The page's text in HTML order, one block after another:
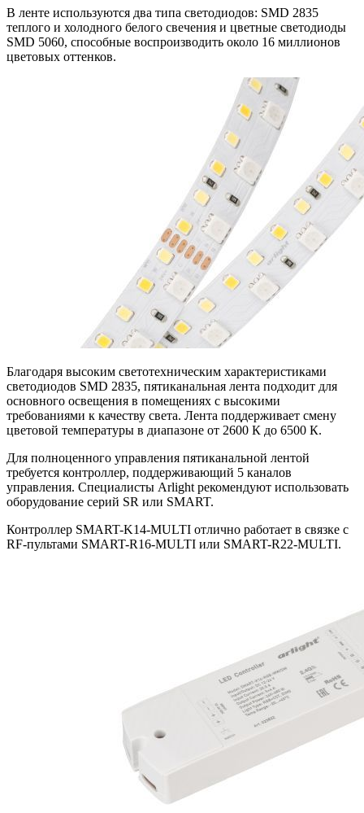
В ленте используются два типа светодиодов: SMD 2835
теплого и холодного белого свечения и цветные светодиоды
SMD 5060, способные воспроизводить около 16 миллионов
цветовых оттенков.
Благодаря высоким светотехническим характеристиками
светодиодов SMD 2835, пятиканальная лента подходит для
основного освещения в помещениях с высокими
требованиями к качеству света. Лента поддерживает смену
цветовой температуры в диапазоне от 2600 К до 6500 К.
Для полноценного управления пятиканальной лентой
требуется контроллер, поддерживающий 5 каналов
управления. Специалисты Arlight рекомендуют использовать
оборудование серий SR или SMART.
Контроллер SMART-K14-MULTI отлично работает в связке с
RF-пультами SMART-R16-MULTI или SMART-R22-MULTI.